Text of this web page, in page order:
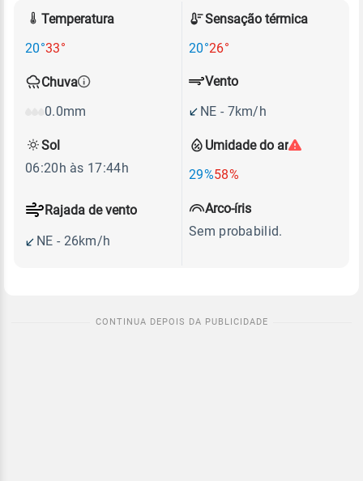
Temperatura
20°33°
Sensação térmica
20°26°
Chuva
0.0mm
Umidade do ar
29%58%
Vento
NE - 7km/h
Rajada de vento
NE - 26km/h
Sol
06:20h às 17:44h
Arco-íris
Sem probabilid.